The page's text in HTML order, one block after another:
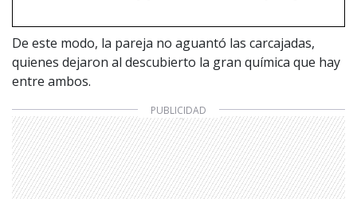
De este modo, la pareja no aguantó las carcajadas,
quienes dejaron al descubierto la gran química que hay
entre ambos.